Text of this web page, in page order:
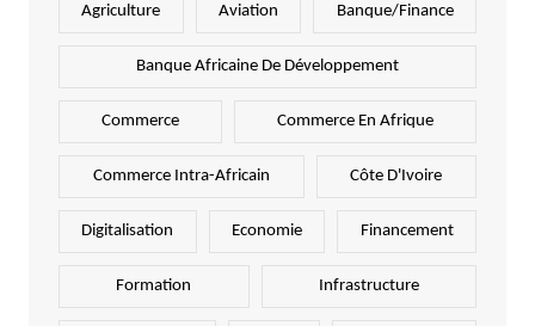
Agriculture Aviation Banque/Finance
Banque Africaine De Développement
Commerce Commerce En Afrique
Commerce Intra-Africain Côte D'Ivoire
Digitalisation Economie Financement
Formation Infrastructure